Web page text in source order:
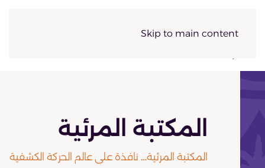
Skip to main content
المكتبة المرئية
المكتبة المرئية… نافذة على عالم الحركة الكشفية